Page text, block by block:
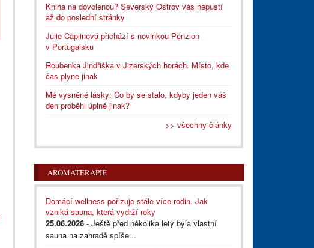
Kniha na dovolenou? Severský Ostrov vás nepustí
až do poslední stránky
Julie Caplinová přichází s novinkou Penzion
v Portugalsku
Roubenka Jindřiška v Jizerských horách. Místo, kde
čas plyne jinak
Mé vysněné lásky: Co by se stalo, kdyby jeden váš
den proběhl úplně jinak?
>> všechny články
AROMATERAPIE
Domácí wellness pořizuje stále více rodin. Jak
vzniká sauna, která vydrží roky
25.06.2026 - Ještě před několika lety byla vlastní
sauna na zahradě spíše...